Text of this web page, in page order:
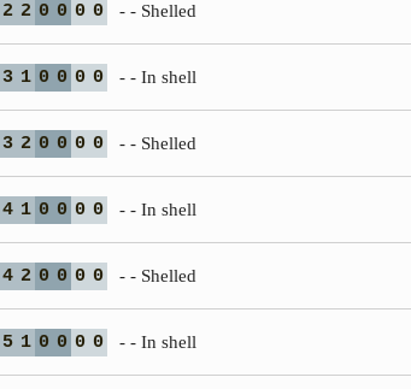
2 2 0 0 0 0 - - Shelled
3 1 0 0 0 0 - - In shell
3 2 0 0 0 0 - - Shelled
4 1 0 0 0 0 - - In shell
4 2 0 0 0 0 - - Shelled
5 1 0 0 0 0 - - In shell